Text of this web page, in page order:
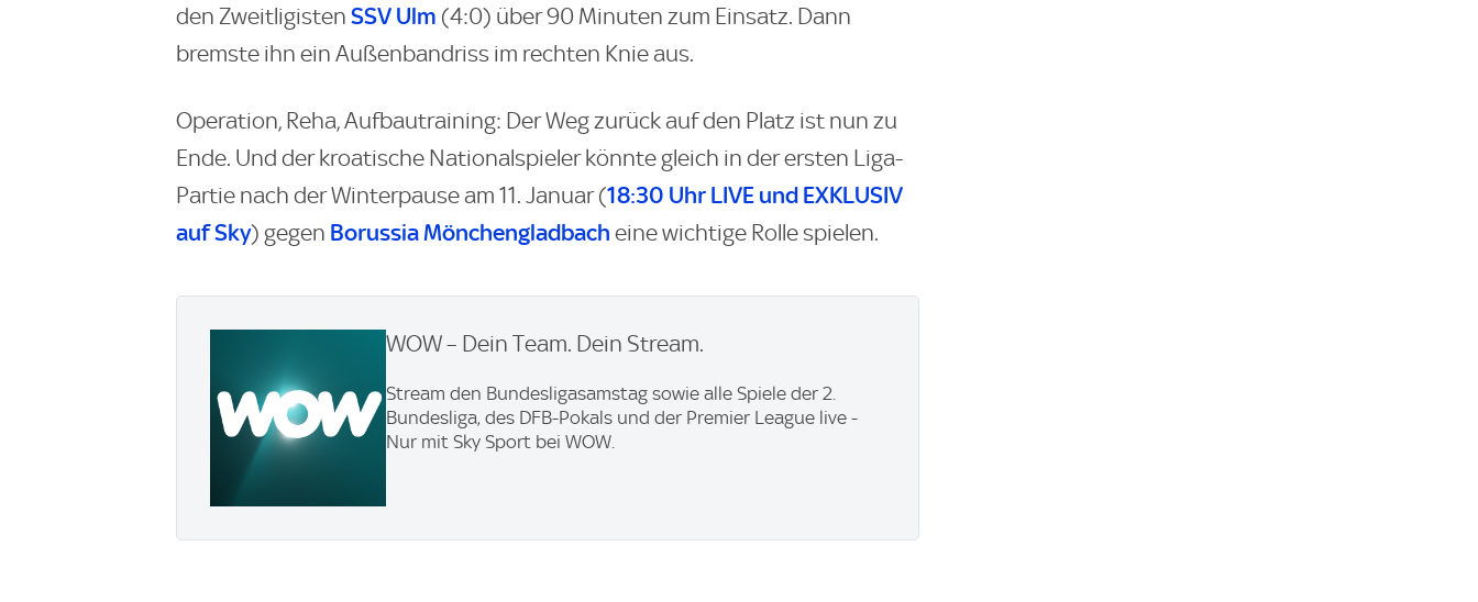
den Zweitligisten SSV Ulm (4:0) über 90 Minuten zum Einsatz. Dann
bremste ihn ein Außenbandriss im rechten Knie aus.
Operation, Reha, Aufbautraining: Der Weg zurück auf den Platz ist nun zu
Ende. Und der kroatische Nationalspieler könnte gleich in der ersten Liga-
Partie nach der Winterpause am 11. Januar (18:30 Uhr LIVE und EXKLUSIV
auf Sky) gegen Borussia Mönchengladbach eine wichtige Rolle spielen.
WOW – Dein Team. Dein Stream.
Stream den Bundesligasamstag sowie alle Spiele der 2.
Bundesliga, des DFB-Pokals und der Premier League live -
Nur mit Sky Sport bei WOW.